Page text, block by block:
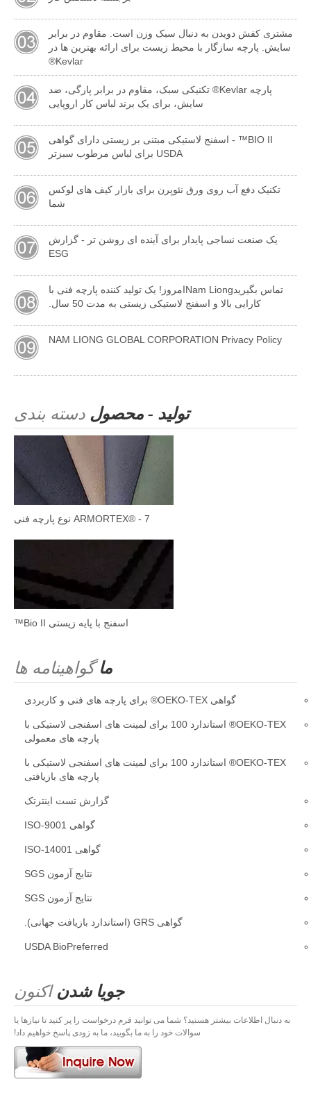
مشتری کفش دویدن به دنبال سبک وزن است. مقاوم در برابر
سایش. پارچه سازگار با محیط زیست برای ارائه بهترین ها در
Kevlar®
پارچه Kevlar® تکنیکی سبک، مقاوم در برابر پارگی، ضد
سایش، برای یک برند لباس کار اروپایی
BIO II™ - اسفنج لاستیکی مبتنی بر زیستی دارای گواهی
USDA برای لباس مرطوب سبزتر
تکنیک دفع آب روی ورق نئوپرن برای بازار کیف های لوکس
شما
یک صنعت نساجی پایدار برای آینده ای روشن تر - گزارش
ESG
تماس بگیریدNam Liongامروز! یک تولید کننده پارچه فنی با
کارایی بالا و اسفنج لاستیکی زیستی به مدت 50 سال.
NAM LIONG GLOBAL CORPORATION Privacy Policy
تولید - محصول دسته بندی
ARMORTEX® - 7 نوع پارچه فنی
اسفنج با پایه زیستی Bio II™
ماگواهینامه ها
گواهی OEKO-TEX® برای پارچه های فنی و کاربردی
OEKO-TEX® استاندارد 100 برای لمینت های اسفنجی لاستیکی با
پارچه های معمولی
OEKO-TEX® استاندارد 100 برای لمینت های اسفنجی لاستیکی با
پارچه های بازیافتی
گزارش تست اینترتک
گواهی ISO-9001
گواهی ISO-14001
نتایج آزمون SGS
نتایج آزمون SGS
گواهی GRS (استاندارد بازیافت جهانی).
USDA BioPreferred
جویا شدن اکنون
به دنبال اطلاعات بیشتر هستید؟ شما می توانید فرم درخواست را پر کنید تا نیازها یا
سوالات خود را به ما بگویید، ما به زودی پاسخ خواهیم داد!